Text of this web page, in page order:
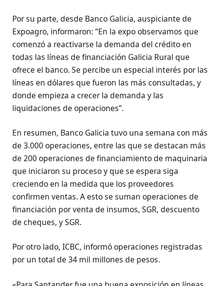
Por su parte, desde Banco Galicia, auspiciante de
Expoagro, informaron: “En la expo observamos que
comenzó a reactivarse la demanda del crédito en
todas las líneas de financiación Galicia Rural que
ofrece el banco. Se percibe un especial interés por las
líneas en dólares que fueron las más consultadas, y
donde empieza a crecer la demanda y las
liquidaciones de operaciones”.
En resumen, Banco Galicia tuvo una semana con más
de 3.000 operaciones, entre las que se destacan más
de 200 operaciones de financiamiento de maquinaria
que iniciaron su proceso y que se espera siga
creciendo en la medida que los proveedores
confirmen ventas. A esto se suman operaciones de
financiación por venta de insumos, SGR, descuento
de cheques, y SGR.
Por otro lado, ICBC, informó operaciones registradas
por un total de 34 mil millones de pesos.